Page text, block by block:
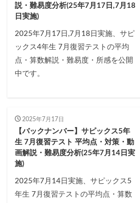
説・難易度分析(25年7月17日,7月18
日実施)
2025年7月17日,7月18日実施、サピ
ックス4年生 7月復習テストの平均
点・算数解説・難易度・所感を公開
中です。
2025年7月17日
【バックナンバー】サピックス5年
生 7月復習テスト 平均点・対策・動
画解説・難易度分析(25年7月14日実
施)
2025年7月14日実施、サピックス5
年生 7月復習テストの平均点・算数